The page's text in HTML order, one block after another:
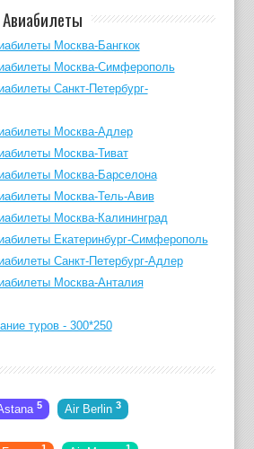
Москва-Бангкок
Москва-Симферополь
Санкт-Петербург-
Москва-Адлер
Москва-Тиват
Москва-Барселона
Москва-Тель-Авив
Москва-Калининград
Екатеринбург-Симферополь
Санкт-Петербург-Адлер
Москва-Анталия
5 Air Berlin 3